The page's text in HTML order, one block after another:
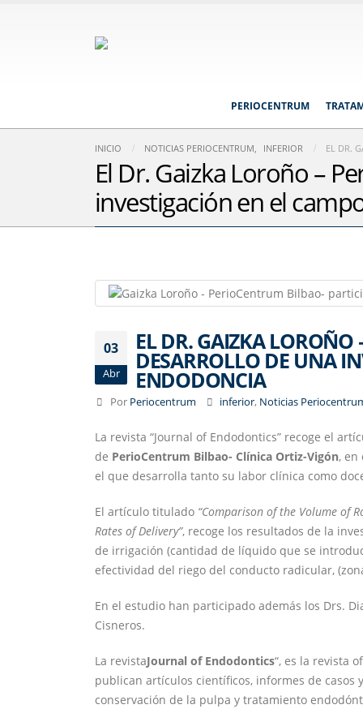
PERIOCENTRUM
INICIO NOTICIAS PERIOCENTRUM, INFERIOR EL DR.
El Dr. Gaizka Loroño –
investigación en el
03
Abr
EL DR. GAIZKA LOROÑO
DESARROLLO DE UNA
ENDODONCIA
Por Periocentrum inferior, Noticias
La revista “Journal of Endodontics” recoge el
de PerioCentrum Bilbao- Clínica Ortiz-Vigón, en
el que desarrolla tanto su labor clínica como
El artículo titulado “Comparison of the Volume of
Rates of Delivery”, recoge los resultados de la
de irrigación (cantidad de líquido que se
efectividad del riego del conducto radicular,
En el estudio han participado además los Drs.
Cisneros.
La revistaJournal of Endodontics“, es la revista
publican artículos científicos, informes de casos
conservación de la pulpa y tratamiento